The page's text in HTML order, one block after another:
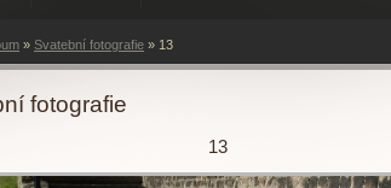
» Svatební fotografie » 13
fotografie
13